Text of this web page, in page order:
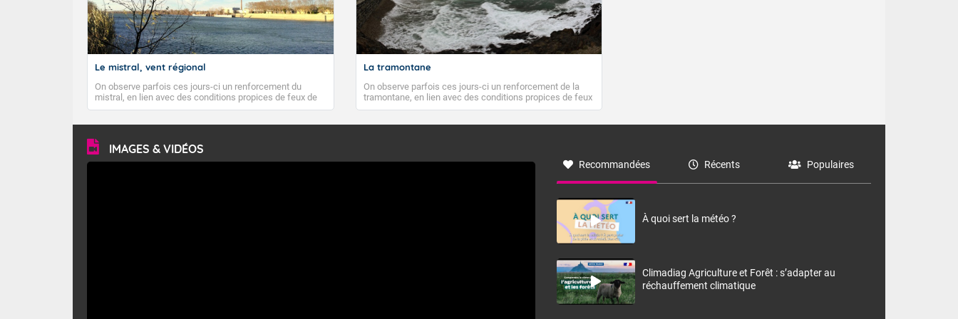
Le mistral, vent régional
On observe parfois ces jours-ci un renforcement du
mistral, en lien avec des conditions propices de feux de
forêt. Mais qu'est-ce que le mistral ? Quelles sont ses
vitesse moyenne de 50 km/h et atteindre 80 à 100 km/h
en rafales, parfois davantage. Il parcourt la basse vallée
du Rhône et la Provence et envahit le littoral
La tramontane
On observe parfois ces jours-ci un renforcement de la
tramontane, en lien avec des conditions propices de feux
de forêt. Mais qu'est-ce que la tramontane ? Quelles sont
ce vent vient du latin trasmontanus, signifiant au-delà des
IMAGES & VIDÉOS
Recommandées Récents Populaires
À quoi sert la météo ?
Climadiag Agriculture et Forêt : s’adapter au
réchauffement climatique